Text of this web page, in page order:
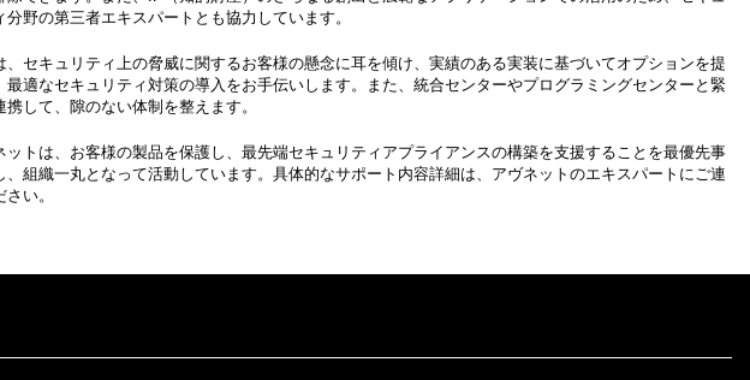
分野の第三者エキスパートとも協力しています。
、セキュリティ上の脅威に関するお客様の懸念に耳を傾け、実績のある実装に基づいてオプションを提
最適なセキュリティ対策の導入をお手伝いします。また、統合センターやプログラミングセンターと緊
携して、隙のない体制を整えます。
ットは、お客様の製品を保護し、最先端セキュリティアプライアンスの構築を支援することを最優先事
、組織一丸となって活動しています。具体的なサポート内容詳細は、アヴネットのエキスパートにご連
い。